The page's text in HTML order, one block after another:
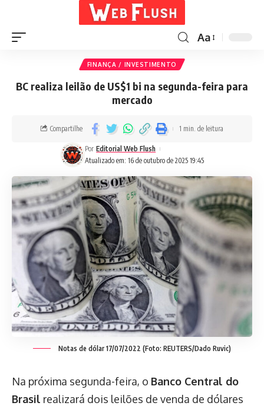
Aa
FINANÇA / INVESTIMENTO
BC realiza leilão de US$1 bi na segunda-feira para
mercado
Atualizado em: 16 de outubro de 2025 19:45
Por Editorial Web Flush
Compartilhe 1 min. de leitura
Notas de dólar 17/07/2022 (Foto: REUTERS/Dado Ruvic)
Na próxima segunda-feira, o Banco Central do
Brasil realizará dois leilões de venda de dólares